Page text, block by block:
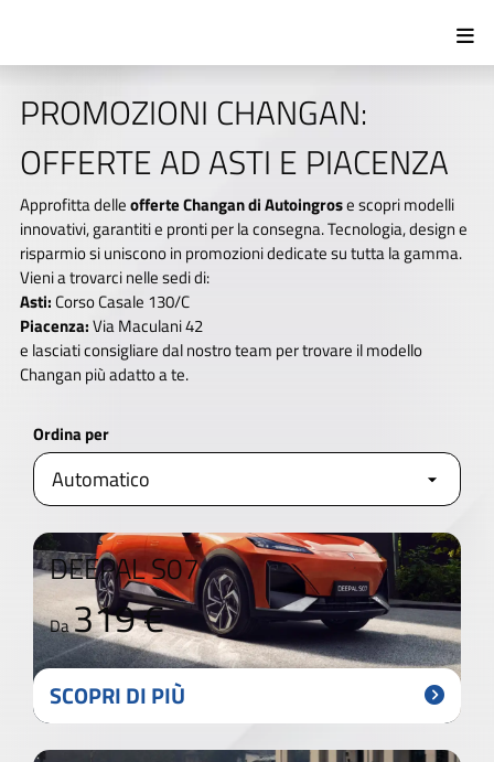
PROMOZIONI CHANGAN:
OFFERTE AD ASTI E PIACENZA
Approfitta delleofferte Changan di Autoingrose scopri modelli
innovativi, garantiti e pronti per la consegna. Tecnologia, design e
risparmio si uniscono in promozioni dedicate su tutta la gamma.
Vieni a trovarci nelle sedi di:
Asti: Corso Casale 130/C
Piacenza:Via Maculani 42
e lasciati consigliare dal nostro team per trovare il modello
Changan più adatto a te.
Ordina per
DEEPAL S07
Da319 €
SCOPRI DI PIÙ